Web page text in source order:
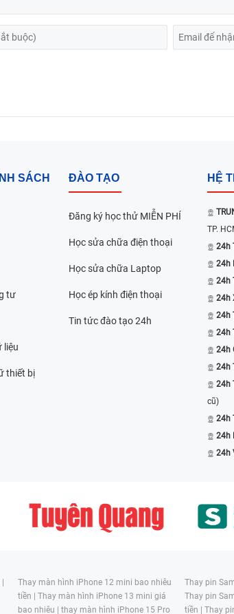
SÁCH
tư
liệu
thiết bị
ĐÀO TẠO
Đăng ký học thử MIỄN PHÍ
Học sửa chữa điện thoại
Học sửa chữa Laptop
Học ép kính điện thoại
Tin tức đào tạo 24h
HỆ
TP.
24h
24h
24h
24h
24h
24h
24h
24h
24h
cũ)
24h
24h
24h
Thay màn hình iPhone 12 mini bao nhiêu
tiền | Thay màn hình iPhone 13 mini giá
bao nhiêu | thay màn hình iPhone 15 Pro
Thay pin
Thay pin
tiền | Thay